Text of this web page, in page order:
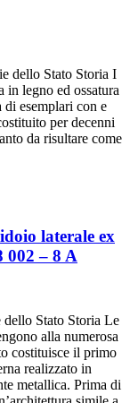
dello Stato Storia I
in legno ed ossatura
esemplari con e
per decenni
da risultare come
laterale ex
002 – 8 A
Stato Storia Le
alla numerosa
costituisce il primo
realizzato in
metallica. Prima di